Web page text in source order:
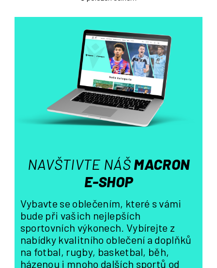
O
á
d
a
c
í
p
r
v
k
y
p
i
s
NAVŠTIVTE NÁŠMACRON
E-SHOP
Vybavte se oblečením, které s vámi
bude při vašich nejlepších
sportovních výkonech. Vybírejte z
nabídky kvalitního oblečení a doplňků
na fotbal, rugby, basketbal, běh,
házenou i mnoho dalších sportů od